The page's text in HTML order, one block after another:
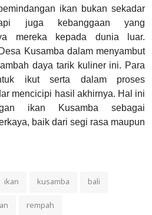
ikan bukan sekadar
juga kebanggaan yang
mereka kepada dunia luar.
Kusamba dalam menyambut
daya tarik kuliner ini. Para
ikut serta dalam proses
mencicipi hasil akhirnya. Hal ini
ikan Kusamba sebagai
baik dari segi rasa maupun
ikan kusamba
bali
rempah